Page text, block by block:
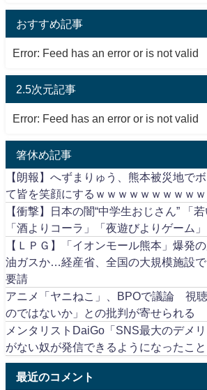
おすすめ記事
Error: Feed has an error or is not valid
2.5次元記事
Error: Feed has an error or is not valid
箸休め記事
【朗報】へずまりゅう、熊本被災地で
て皆を笑顔にするｗｗｗｗｗｗｗｗｗｗ
【衝撃】日本の闇“中学生おじさん” 「
「酒よりコーラ」「夜遊びよりゲーム」
【ＬＰＧ】「イオンモール熊本」爆発
油ガスか…経産省、全国の大規模施設
要請
アニメ「ヤニねこ」、BPOで議論
のではないか」との批判が寄せられる
メンタリストDaiGo「SNS最大のデメ
がない奴が発信できるようになったこと
最近のコメント